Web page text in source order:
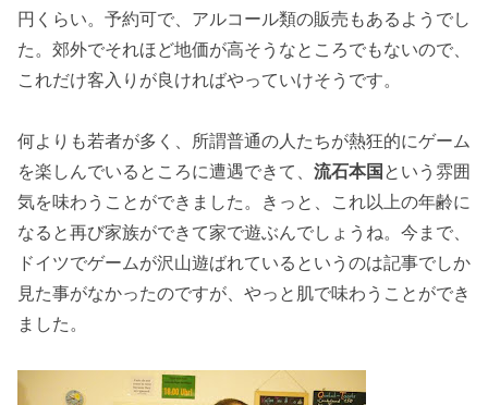
円くらい。予約可で、アルコール類の販売もあるようでし
た。郊外でそれほど地価が高そうなところでもないので、
これだけ客入りが良ければやっていけそうです。
何よりも若者が多く、所謂普通の人たちが熱狂的にゲーム
を楽しんでいるところに遭遇できて、 流石本国 という雰囲
気を味わうことができました。きっと、これ以上の年齢に
なると再び家族ができて家で遊ぶんでしょうね。今まで、
ドイツでゲームが沢山遊ばれているというのは記事でしか
見た事がなかったのですが、やっと肌で味わうことができ
ました。